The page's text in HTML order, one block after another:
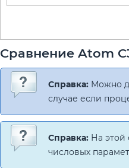
Сравнение Atom
Справка: Можно
случае если
Справка: На этой
числовых